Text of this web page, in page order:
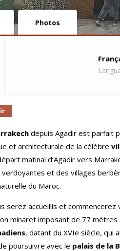
Photos
depuis Agadir est parfait
et architecturale de la célèbre
matinal d’Agadir vers
verdoyantes et des villages
du Maroc.
serez accueillis et
minaret imposant de 77
, datant du XVIe siècle, qui
poursuivre avec le palais de la